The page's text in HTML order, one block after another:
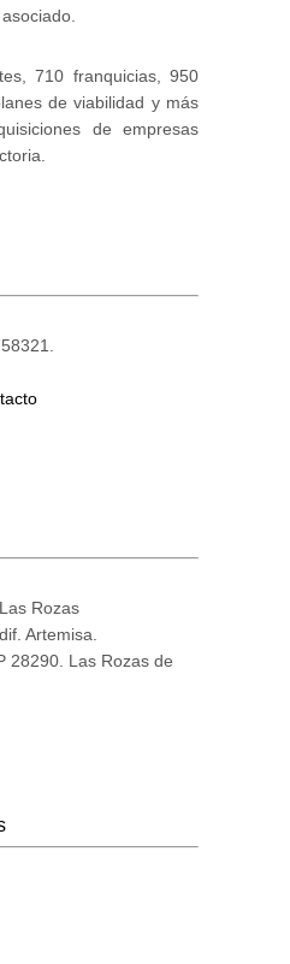
710 franquicias, 950
de viabilidad y más
de empresas
Rozas
Artemisa.
28290. Las Rozas de